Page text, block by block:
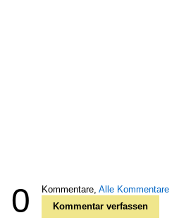
0 Kommentare, Alle Kommentare
Kommentar verfassen